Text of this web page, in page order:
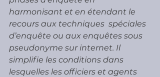
harmonisant et en étendant le
recours aux techniques  spéciales
d’enquête ou aux enquêtes sous
pseudonyme sur internet. Il
simplifie les conditions dans
lesquelles les officiers et agents